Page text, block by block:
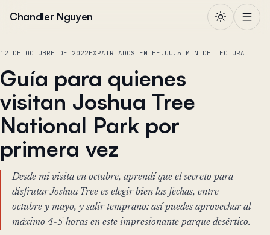
Chandler Nguyen
12 DE OCTUBRE DE 2022EXPATRIADOS EN EE.UU. 5 MIN DE LECTURA
Guía para quienes
visitan Joshua Tree
National Park por
primera vez
Desde mi visita en octubre, aprendí que el secreto para
disfrutar Joshua Tree es elegir bien las fechas, entre
octubre y mayo, y salir temprano: así puedes aprovechar al
máximo 4-5 horas en este impresionante parque desértico.